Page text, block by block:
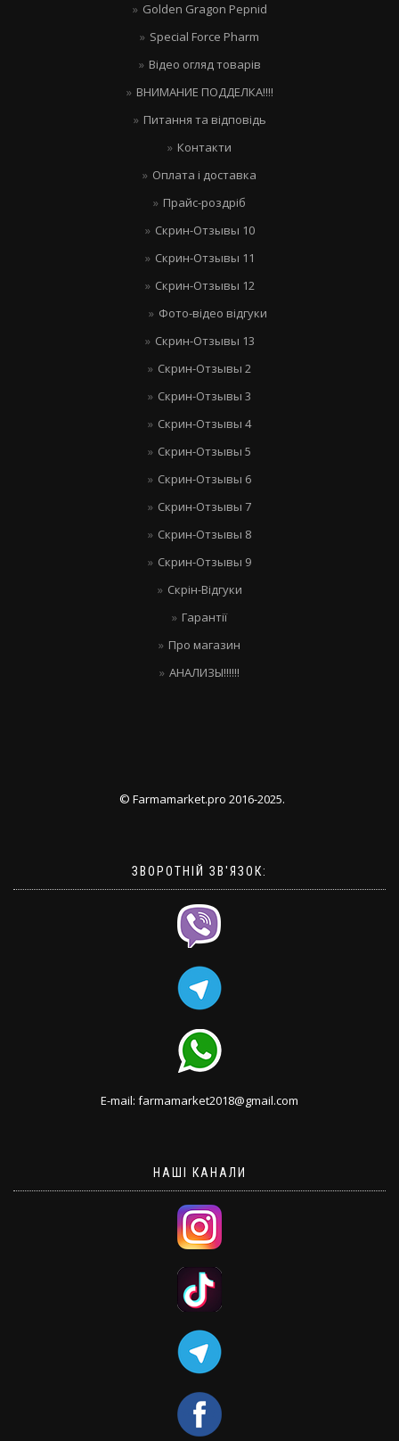
Golden Gragon Pepnid
Special Force Pharm
Відео огляд товарів
ВНИМАНИЕ ПОДДЕЛКА!!!!
Питання та відповідь
Контакти
Оплата і доставка
Прайс-роздріб
Скрин-Отзывы 10
Скрин-Отзывы 11
Скрин-Отзывы 12
Фото-відео відгуки
Скрин-Отзывы 13
Скрин-Отзывы 2
Скрин-Отзывы 3
Скрин-Отзывы 4
Скрин-Отзывы 5
Скрин-Отзывы 6
Скрин-Отзывы 7
Скрин-Отзывы 8
Скрин-Отзывы 9
Скрін-Відгуки
Гарантії
Про магазин
АНАЛИЗЫ!!!!!!
© Farmamarket.pro 2016-2025.
ЗВОРОТНІЙ ЗВ'ЯЗОК:
E-mail: farmamarket2018@gmail.com
НАШІ КАНАЛИ